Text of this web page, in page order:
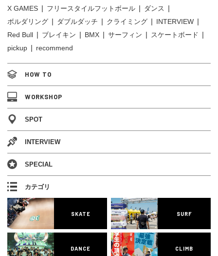
X GAMES
フリースタイルフットボール
ダンス
ボルダリング
ダブルダッチ クライミング
INTERVIEW
Red Bull
ブレイキン BMX サーフィン
スケートボード
pickup
recommend
HOW TO
WORKSHOP
SPOT
INTERVIEW
SPECIAL
カテゴリ
SKATE SURF
DANCE CLIMB